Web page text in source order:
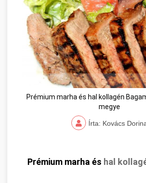
Prémium marha és hal kollagén
megye
Írta: Kovács
Prémium marha és hal